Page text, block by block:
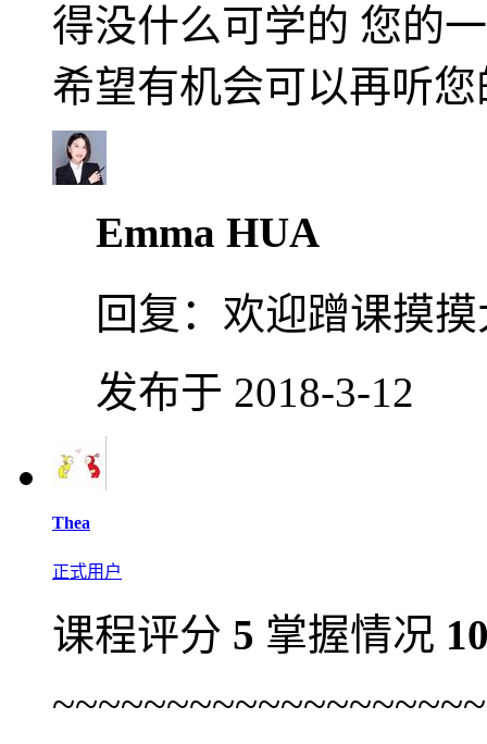
得没什么可学的 您的
希望有机会可以再听
Emma HUA
回复： 欢迎蹭课摸摸
发布于 2018-3-12
Thea
正式用户
课程评分 5 掌握情况